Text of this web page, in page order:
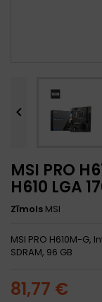

MSI PRO
H610 LGA
Zīmols MSI
MSI PRO H610M-G,
SDRAM, 96 GB
81,77 €